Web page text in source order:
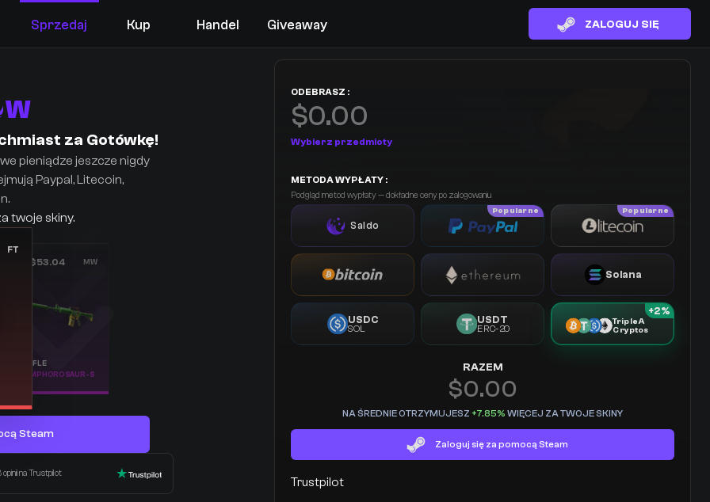
Sprzedaj Kup Handel Giveaway ZALOGUJ SIĘ
W
za Gotówkę!
pieniądze jeszcze nigdy
Paypal, Litecoin,
twoje skiny.
FT
$53.04 MW
RIFLE
EMPHOROSAUR-S
Steam
na Trustpilot
ODEBRASZ :
$0.00
Wybierz przedmioty
METODA WYPŁATY :
Podgląd metod wypłaty — dokładne ceny po zalogowaniu
Saldo
Popularne Popularne
Solana
USDC
SOL
USDT
ERC-20
Triple A
Cryptos
+2%
RAZEM
$0.00
NA ŚREDNIE OTRZYMUJESZ +7.85% WIĘCEJ ZA TWOJE SKINY
Zaloguj się za pomocą Steam
Trustpilot